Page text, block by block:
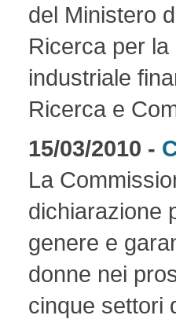
del Ministero
Ricerca per
industriale
Ricerca e
15/03/2010 -
La
dichiarazione
genere e
donne nei
cinque settori